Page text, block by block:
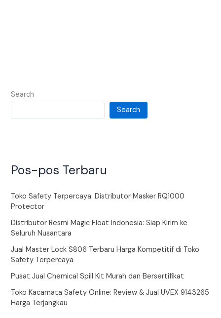
Search
Search
Pos-pos Terbaru
Toko Safety Terpercaya: Distributor Masker RQ1000
Protector
Distributor Resmi Magic Float Indonesia: Siap Kirim ke
Seluruh Nusantara
Jual Master Lock S806 Terbaru Harga Kompetitif di Toko
Safety Terpercaya
Pusat Jual Chemical Spill Kit Murah dan Bersertifikat
Toko Kacamata Safety Online: Review & Jual UVEX 9143265
Harga Terjangkau